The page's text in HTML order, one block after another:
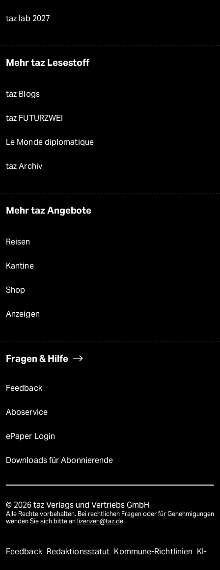
taz lab 2027
Mehr taz Lesestoff
taz Blogs
taz FUTURZWEI
Le Monde diplomatique
taz Archiv
Mehr taz Angebote
Reisen
Kantine
Shop
Anzeigen
Fragen & Hilfe
Feedback
Aboservice
ePaper Login
Downloads für Abonnierende
© 2026 taz Verlags und Vertriebs GmbH
Alle Rechte vorbehalten. Bei rechtlichen Fragen oder für Genehmigungen
wenden Sie sich bitte an lizenzen@taz.de
Feedback Redaktionsstatut Kommune-Richtlinien KI-